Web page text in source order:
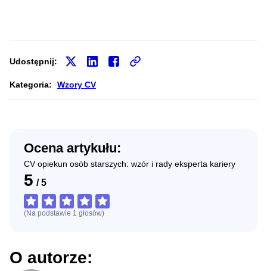
Udostępnij:
Kategoria: Wzory CV
Ocena artykułu:
CV opiekun osób starszych: wzór i rady eksperta kariery
5 / 5
(Na podstawie 1 głosów)
O autorze: